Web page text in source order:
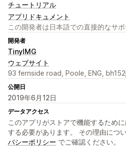
チュートリアル
アプリドキュメント
この開発者は日本語での直接的なサ
開発者
TinyIMG
ウェブサイト
93 fernside road, Poole, ENG,
公開日
2019年6月12日
データアクセス
このアプリがストアで機能するため
する必要があります。 その理由につ
バシーポリシー でご確認ください。